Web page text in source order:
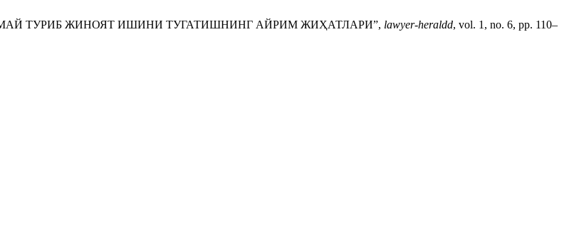
ТУРИБ ЖИНОЯТ ИШИНИ ТУГАТИШНИНГ АЙРИМ ЖИҲАТЛАРИ”, lawyer-heraldd, vol. 1, no. 6, pp. 110–